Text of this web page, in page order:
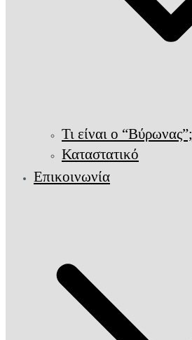
Τι είναι ο “Βύρωνας”;
Καταστατικό
Επικοινωνία